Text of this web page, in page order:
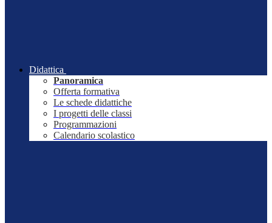
Didattica
Panoramica
Offerta formativa
Le schede didattiche
I progetti delle classi
Programmazioni
Calendario scolastico